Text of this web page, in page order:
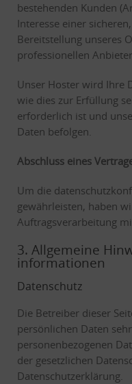
bestehenden Kunden
Interesse einer
Bereitstellung unseres
professionellen
Unser Hoster wird Ihre
wie dies zur Erfüllung
erforderlich ist und
Daten befolgen.
Abschluss eines
Um die
gewährleisten, haben
Auftragsverarbeitung
3. Allgemeine
informationen
Datenschutz
Die Betreiber dieser
persönlichen Daten
personenbezogenen
der gesetzlichen
Datenschutzerklärung.